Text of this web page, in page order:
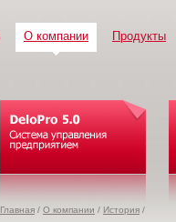
О компании Продукты
Главная / О компании / История /